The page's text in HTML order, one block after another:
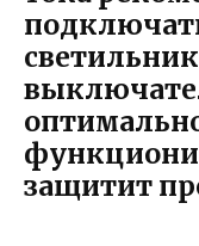
защитит